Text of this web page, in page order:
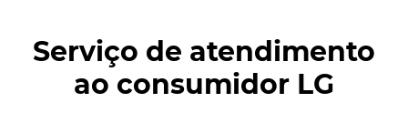
Serviço de atendimento
ao consumidor LG